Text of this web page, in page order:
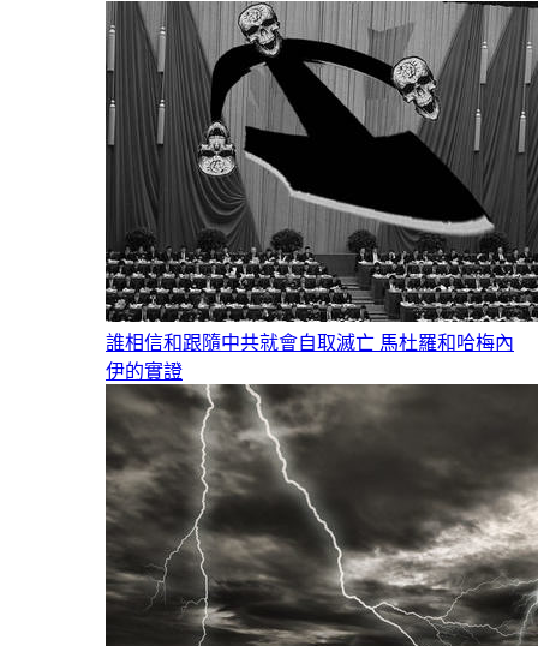
誰相信和跟隨中共就會自取滅亡 馬杜羅和哈梅內
伊的實證